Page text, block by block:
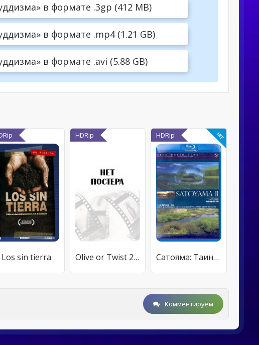
в формате .3gp (412 MB)
в формате .mp4 (1.21 GB)
в формате .avi (5.88 GB)
Los sin tierra
HDRip
Olive or Twist 2004
HDRip
Сатояма: Таинственный водный сад Японии
Комментируем